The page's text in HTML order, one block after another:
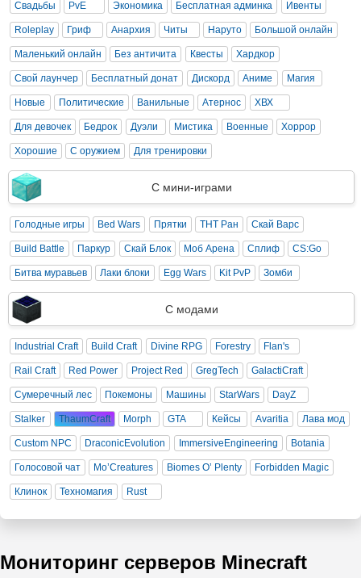
Свадьбы PvE Экономика Бесплатная админка Ивенты
Roleplay Гриф Анархия Читы Наруто Большой онлайн
Маленький онлайн Без античита Квесты Хардкор
Свой лаунчер Бесплатный донат Дискорд Аниме Магия
Новые Политические Ванильные Атернос ХВХ
Для девочек Бедрок Дуэли Мистика Военные Хоррор
Хорошие С оружием Для тренировки
С мини-играми
Голодные игры Bed Wars Прятки ТНТ Ран Скай Варс
Build Battle Паркур Скай Блок Моб Арена Сплиф CS:Go
Битва муравьев Лаки блоки Egg Wars Kit PvP Зомби
С модами
Industrial Craft Build Craft Divine RPG Forestry Flan's
Rail Craft Red Power Project Red GregTech GalactiCraft
Сумеречный лес Покемоны Машины StarWars DayZ
Stalker ThaumCraft Morph GTA Кейсы Avaritia Лава мод
Custom NPC DraconicEvolution ImmersiveEngineering Botania
Голосовой чат Mo’Creatures Biomes O’ Plenty Forbidden Magic
Клинок Техномагия Rust
Мониторинг серверов Minecraft